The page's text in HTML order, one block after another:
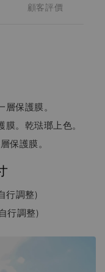
顧客評價
保護膜。
。乾琺瑯上色。
保護膜。
行調整)
行調整)